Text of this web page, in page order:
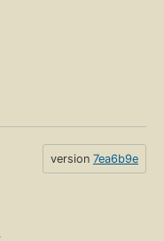
version 7ea6b9e